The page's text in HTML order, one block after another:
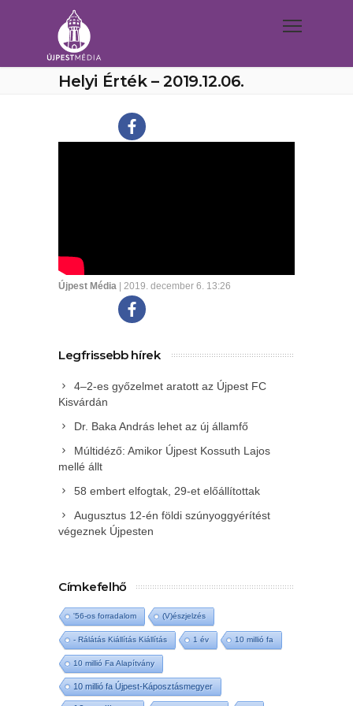
Helyi Érték – 2019.12.06.
Újpest Média | 2019. december 6. 13:26
Legfrissebb hírek
4–2-es győzelmet aratott az Újpest FC
Kisvárdán
Dr. Baka András lehet az új államfő
Múltidéző: Amikor Újpest Kossuth Lajos
mellé állt
58 embert elfogtak, 29-et előállítottak
Augusztus 12-én földi szúnyoggyérítést
végeznek Újpesten
Címkefelhő
'56-os forradalom (V)észjelzés
- Rálátás Kiállítás Kiállítás 1 év 10 millió fa
10 millió Fa Alapítvány
10 millió fa Újpest-Káposztásmegyer